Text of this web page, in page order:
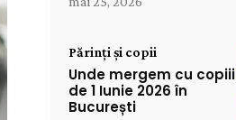
Părinți și copii
Unde mergem cu copiii
de 1 Iunie 2026 în
București